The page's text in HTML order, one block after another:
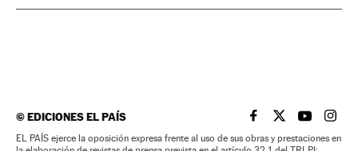
©EDICIONES EL PAÍS EL PAÍS BRASIL EN
EL PAÍSEL PAÍS
EL
EL PAÍS ejerce la oposición expresa frente al uso de sus obras y prestaciones en